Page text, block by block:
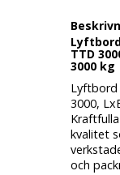
TTD
3000 kg
Lyftbord
3000,
kvalitet
och